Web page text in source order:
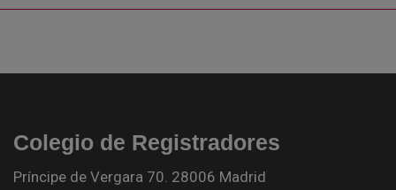
Colegio de Registradores
Príncipe de Vergara 70. 28006 Madrid